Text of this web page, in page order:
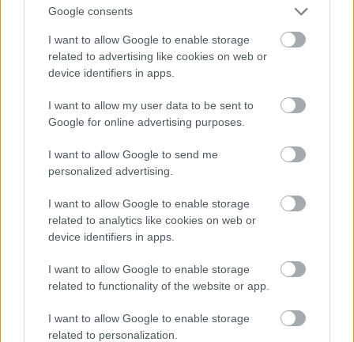
Google consents
I want to allow Google to enable storage
related to advertising like cookies on web or
device identifiers in apps.
I want to allow my user data to be sent to
Google for online advertising purposes.
I want to allow Google to send me
personalized advertising.
I want to allow Google to enable storage
related to analytics like cookies on web or
device identifiers in apps.
I want to allow Google to enable storage
related to functionality of the website or app.
I want to allow Google to enable storage
related to personalization.
A hősünk által végrehajtott sikeres támadást
követően a megszállt területen megélénkül az élet:
előbb orosz repülők avatkoznak a harcba, majd
mindkét fél tüzérsége belövi magát rájuk. Az este
folyamán az orosz gyalogság is mozgolódni kezd, és
megszólalnak a géppuskáik is. A helyzetük kezd